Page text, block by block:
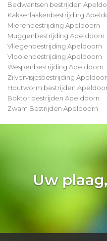
Bedwantsen bestrijden
Kakkerlakkenbestrijding
Mierenbestrijding Apeldoorn
Muggenbestrijding Apeldoorn
Vliegenbestrijding Apeldoorn
Vlooienbestrijding Apeldoorn
Wespenbestrijding Apeldoorn
Zilvervisjesbestrijding
Houtworm bestrijden
Boktor bestrijden Apeldoorn
Zwam Bestrijden Apeldoorn
Uw